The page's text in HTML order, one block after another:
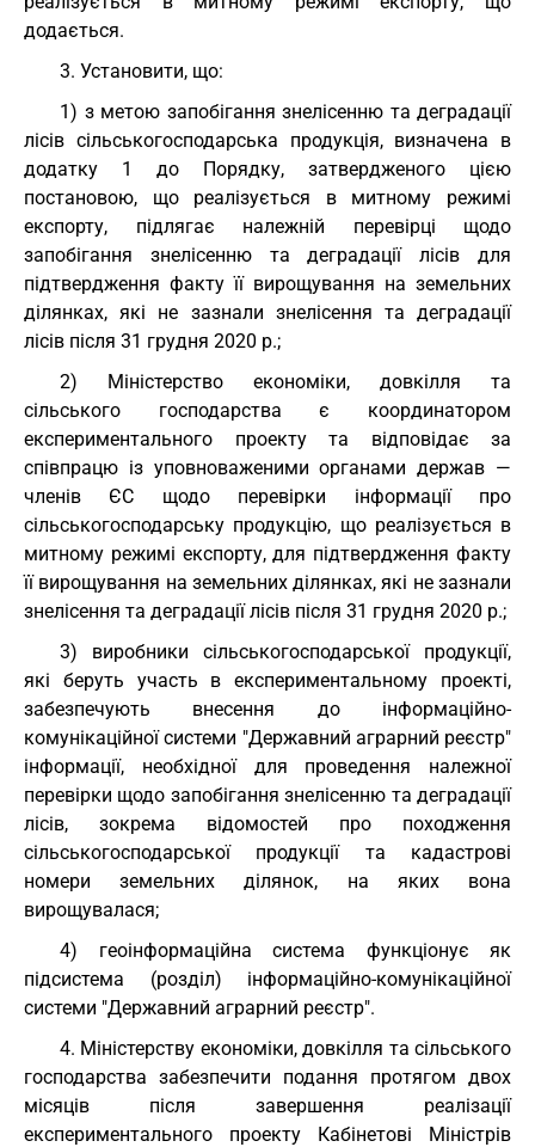
додається.
3. Установити, що:
1) з метою запобігання знелісенню та деградації
лісів сільськогосподарська продукція, визначена в
додатку 1 до Порядку, затвердженого цією
постановою, що реалізується в митному режимі
експорту, підлягає належній перевірці щодо
запобігання знелісенню та деградації лісів для
підтвердження факту її вирощування на земельних
ділянках, які не зазнали знелісення та деградації
лісів після 31 грудня 2020 р.;
2) Міністерство економіки, довкілля та
сільського господарства є координатором
експериментального проекту та відповідає за
співпрацю із уповноваженими органами держав —
членів ЄС щодо перевірки інформації про
сільськогосподарську продукцію, що реалізується в
митному режимі експорту, для підтвердження факту
її вирощування на земельних ділянках, які не зазнали
знелісення та деградації лісів після 31 грудня 2020 р.;
3) виробники сільськогосподарської продукції,
які беруть участь в експериментальному проекті,
забезпечують внесення до інформаційно-
комунікаційної системи "Державний аграрний реєстр"
інформації, необхідної для проведення належної
перевірки щодо запобігання знелісенню та деградації
лісів, зокрема відомостей про походження
сільськогосподарської продукції та кадастрові
номери земельних ділянок, на яких вона
вирощувалася;
4) геоінформаційна система функціонує як
підсистема (розділ) інформаційно-комунікаційної
системи "Державний аграрний реєстр".
4. Міністерству економіки, довкілля та сільського
господарства забезпечити подання протягом двох
місяців після завершення реалізації
експериментального проекту Кабінетові Міністрів